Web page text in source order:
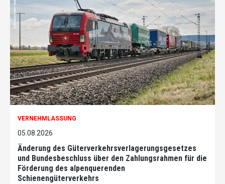
VERNEHMLASSUNG
05.08.2026
Änderung des Güterverkehrsverlagerungsgesetzes
und Bundesbeschluss über den Zahlungsrahmen für die
Förderung des alpenquerenden
Schienengüterverkehrs